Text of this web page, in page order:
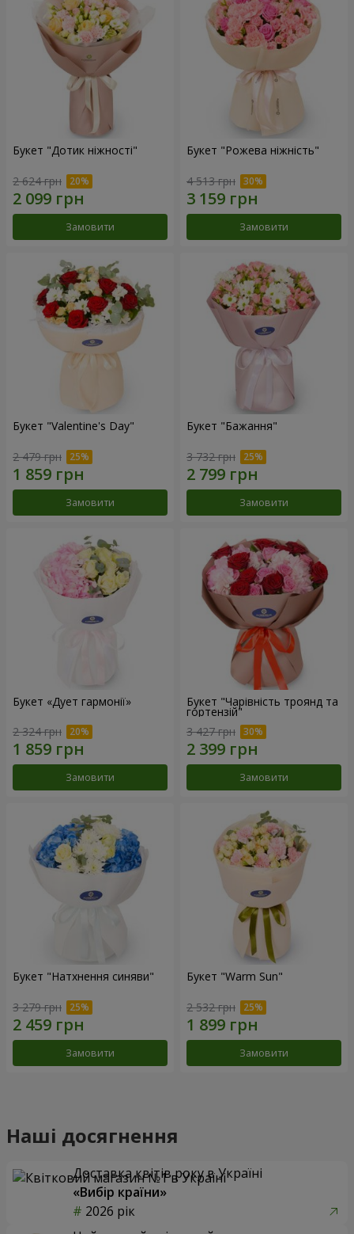
Букет "Дотик ніжності"
2 624 грн
Замовити
Букет "Рожева ніжність"
4 513 грн
Замовити
Букет "Valentine's Day"
2 479 грн
Замовити
Букет "Бажання"
3 732 грн
Замовити
Букет «Дует гармонії»
2 324 грн
Замовити
Букет "Чарівність троянд та
гортензій"
3 427 грн
Замовити
Букет "Натхнення синяви"
3 279 грн
Замовити
Букет "Warm Sun"
2 532 грн
Замовити
Наші досягнення
Доставка квітів року в Україні
«Вибір країни»
2026 рік